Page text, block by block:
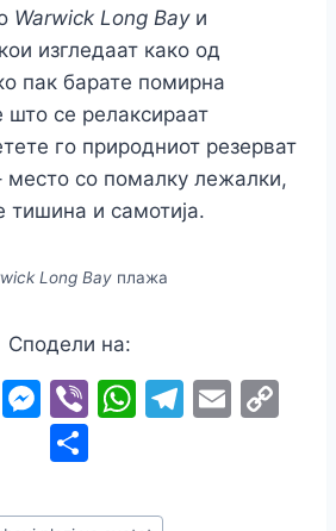
Warwick Long Bayи
изгледаат како од
пак барате помирна
се релаксираат
го природниот резерват
место со помалку лежалки,
тишина и самотија.
Long Bay плажа
Сподели на:
Li
e
M
e
s
s
Vi W
s
T E
ar